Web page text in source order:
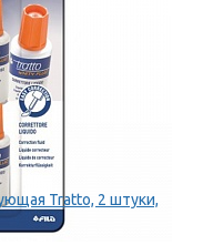
Tratto, 2 штуки,